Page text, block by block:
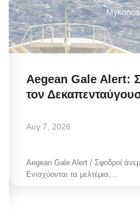
Aegean Gale Alert:
τον
Αυγ 7, 2026
Aegean Gale Alert / Σφοδροί
Ενισχύονται τα μελτέμια,...